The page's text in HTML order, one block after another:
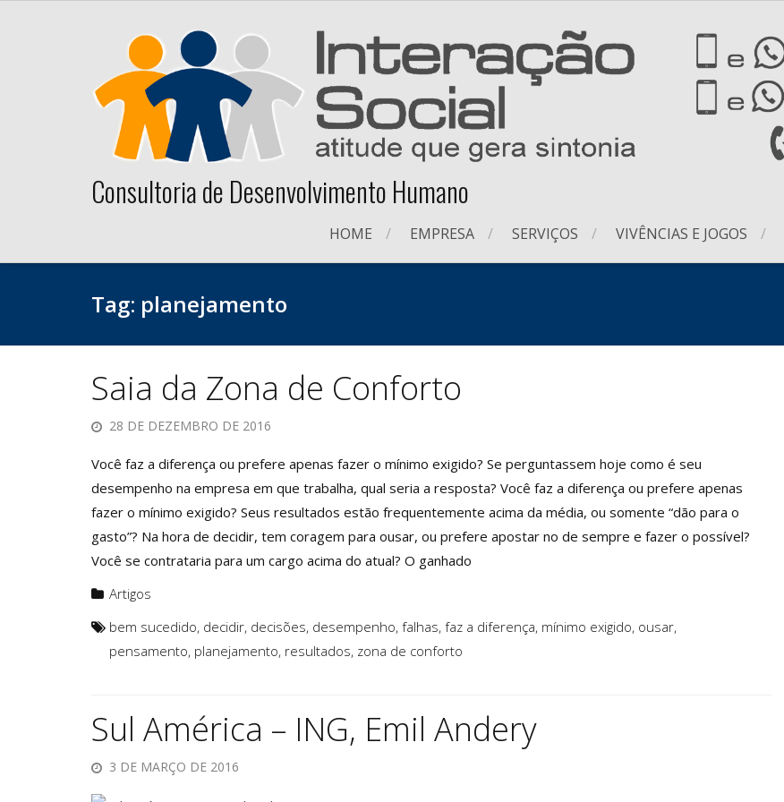
Consultoria de Desenvolvimento Humano
HOME EMPRESA SERVIÇOS VIVÊNCIAS E JOGOS
Tag: planejamento
Saia da Zona de Conforto
28 DE DEZEMBRO DE 2016
Você faz a diferença ou prefere apenas fazer o mínimo exigido? Se perguntassem hoje como é seu
desempenho na empresa em que trabalha, qual seria a resposta? Você faz a diferença ou prefere apenas
fazer o mínimo exigido? Seus resultados estão frequentemente acima da média, ou somente “dão para o
gasto”? Na hora de decidir, tem coragem para ousar, ou prefere apostar no de sempre e fazer o possível?
Você se contrataria para um cargo acima do atual? O ganhado
Artigos
bem sucedido, decidir, decisões, desempenho, falhas, faz a diferença, mínimo exigido, ousar,
pensamento, planejamento, resultados, zona de conforto
Sul América – ING, Emil Andery
3 DE MARÇO DE 2016